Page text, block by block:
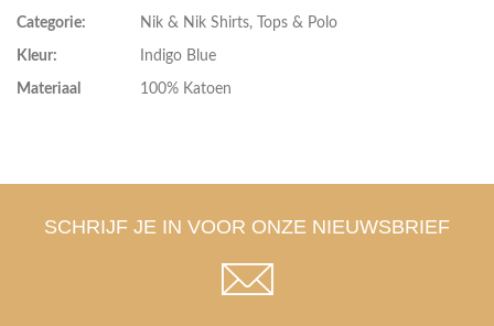
Categorie: Nik & Nik Shirts, Tops & Polo
Kleur: Indigo Blue
Materiaal 100% Katoen
SCHRIJF JE IN VOOR ONZE NIEUWSBRIEF